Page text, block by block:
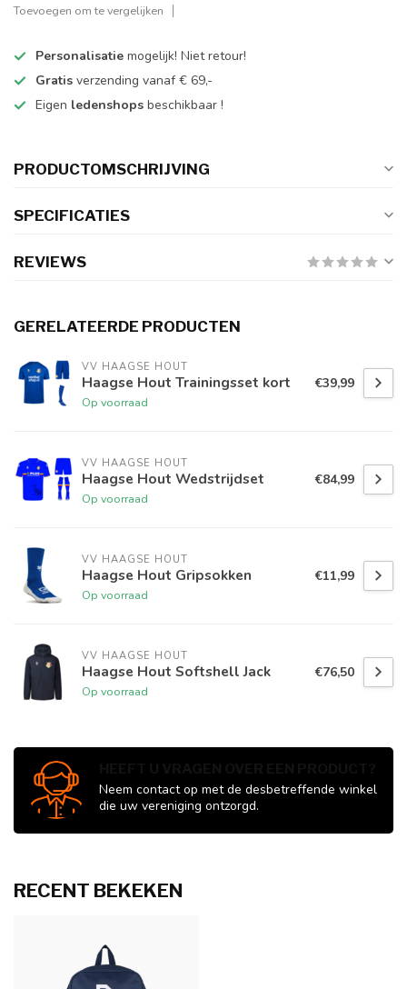
Toevoegen om te vergelijken
Personalisatie mogelijk! Niet retour!
Gratis verzending vanaf € 69,-
Eigen ledenshops beschikbaar !
PRODUCTOMSCHRIJVING
SPECIFICATIES
REVIEWS
GERELATEERDE PRODUCTEN
VV HAAGSE HOUT
Haagse Hout Trainingsset kort
Op voorraad
€39,99
VV HAAGSE HOUT
Haagse Hout Wedstrijdset
Op voorraad
€84,99
VV HAAGSE HOUT
Haagse Hout Gripsokken
Op voorraad
€11,99
VV HAAGSE HOUT
Haagse Hout Softshell Jack
Op voorraad
€76,50
Neem contact op met de desbetreffende winkel
die uw vereniging ontzorgd.
RECENT BEKEKEN